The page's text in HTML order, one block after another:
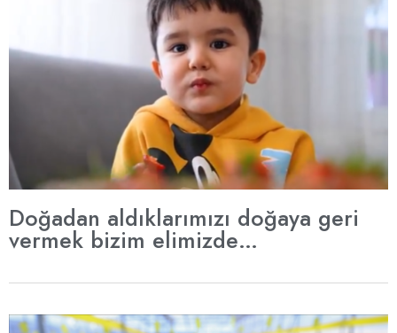
Doğadan aldıklarımızı doğaya geri
vermek bizim elimizde…